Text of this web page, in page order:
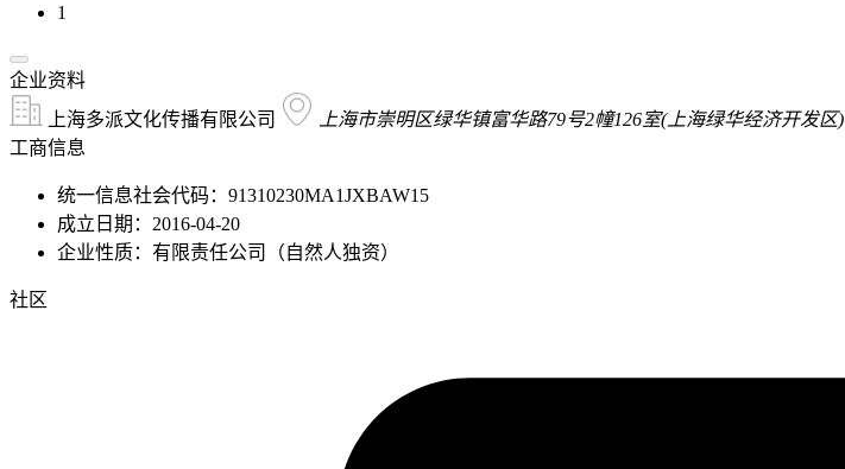
1
企业资料
上海多派文化传播有限公司
上海市崇明区绿华镇富华路79号2幢126室(上海绿华经济开发区)
工商信息
统一信息社会代码：91310230MA1JXBAW15
成立日期：2016-04-20
企业性质：有限责任公司（自然人独资）
社区